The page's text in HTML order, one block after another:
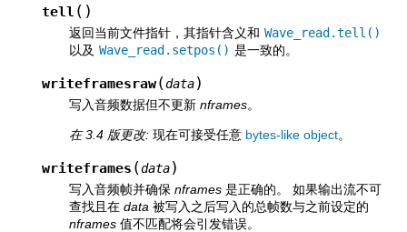
tell ( )
返回当前文件指针，其指针含义和 Wave_read.tell()
以及 Wave_read.setpos() 是一致的。
writeframesraw(data)
写入音频数据但不更新 nframes。
在 3.4 版更改: 现在可接受任意 bytes-like object。
writeframes (data)
写入音频帧并确保 nframes 是正确的。 如果输出流不可
查找且在 data 被写入之后写入的总帧数与之前设定的
nframes 值不匹配将会引发错误。